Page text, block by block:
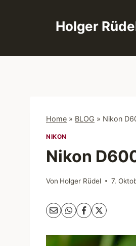
Holger
Home » BLOG » Nikon
NIKON
Nikon
Von Holger Rüdel 7.